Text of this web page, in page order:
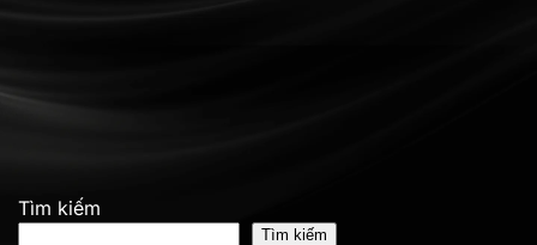
Tìm kiếm
Tìm kiếm